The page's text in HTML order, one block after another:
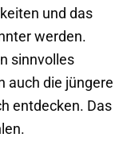
und das
werden.
sinnvolles
auch die jüngere
entdecken. Das